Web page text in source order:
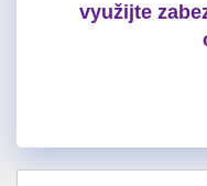
využijte